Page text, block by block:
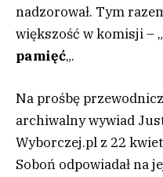
nadzorował. Tym
większość w komisji – „
pamięć„.
Na prośbę
archiwalny wywiad
Wyborczej.pl z 22
Soboń odpowiadał na